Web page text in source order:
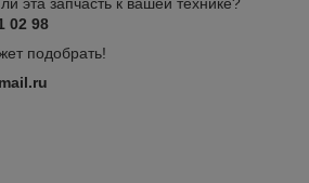
02 98
подобрать!